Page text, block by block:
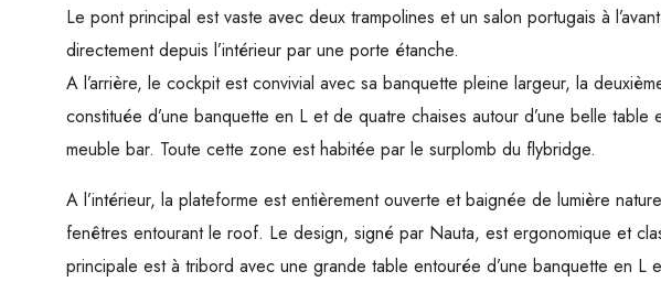
Le pont principal est vaste avec deux trampolines et un salon portugais à
directement depuis l’intérieur par une porte étanche.
A l’arrière, le cockpit est convivial avec sa banquette pleine largeur, la
constituée d’une banquette en L et de quatre chaises autour d’une belle table
meuble bar. Toute cette zone est habitée par le surplomb du flybridge.
A l’intérieur, la plateforme est entièrement ouverte et baignée de lumière
fenêtres entourant le roof. Le design, signé par Nauta, est ergonomique et
principale est à tribord avec une grande table entourée d’une banquette en L